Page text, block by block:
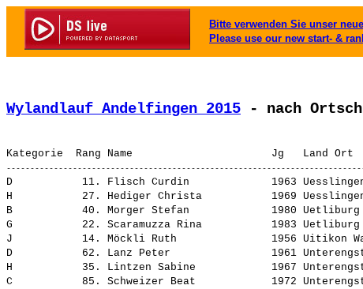
Bitte verwenden Sie unser
Please use our new start- &
Wylandlauf Andelfingen 2015 - nach
D           11. Flisch Curdin
1963
H           27. Hediger Christa
1969
B           40. Morger Stefan
1980
G           22. Scaramuzza Rina
1983
J           14. Möckli Ruth
1956
D           62. Lanz Peter
1961
H           35. Lintzen Sabine
1967
C           85. Schweizer Beat
1972